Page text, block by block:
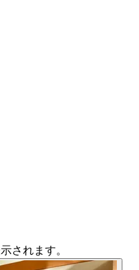
されます。